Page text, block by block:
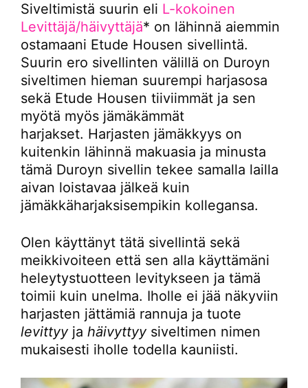
Siveltimistä suurin eli L-kokoinen
Levittäjä/häivyttäjä* on lähinnä aiemmin
ostamaani Etude Housen sivellintä.
Suurin ero sivellinten välillä on Duroyn
siveltimen hieman suurempi harjasosa
sekä Etude Housen tiiviimmät ja sen
myötä myös jämäkämmät
harjakset. Harjasten jämäkkyys on
kuitenkin lähinnä makuasia ja minusta
tämä Duroyn sivellin tekee samalla lailla
aivan loistavaa jälkeä kuin
jämäkkäharjaksisempikin kollegansa.
Olen käyttänyt tätä sivellintä sekä
meikkivoiteen että sen alla käyttämäni
heleytystuotteen levitykseen ja tämä
toimii kuin unelma. Iholle ei jää näkyviin
harjasten jättämiä rannuja ja tuote
levittyyja häivyttyy siveltimen nimen
mukaisesti iholle todella kauniisti.